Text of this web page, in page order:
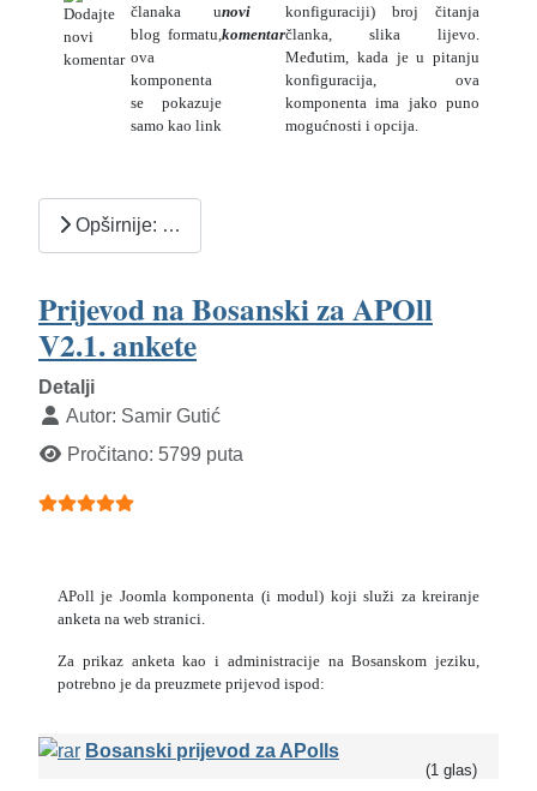
članaka u
blog formatu,
ova
komponenta
se pokazuje
samo kao link
novi
komentar
konfiguraciji) broj čitanja
članka, slika lijevo.
Međutim, kada je u pitanju
konfiguracija, ova
komponenta ima jako puno
mogućnosti i opcija.
Opširnije: …
Prijevod na Bosanski za APOll
V2.1. ankete
Detalji
Autor: Samir Gutić
Pročitano: 5799 puta
Ocjene članaka:
APoll je Joomla komponenta (i modul) koji služi za kreiranje
anketa na web stranici.
Za prikaz anketa kao i administracije na Bosanskom jeziku,
potrebno je da preuzmete prijevod ispod:
Bosanski prijevod za APolls
(1 glas)